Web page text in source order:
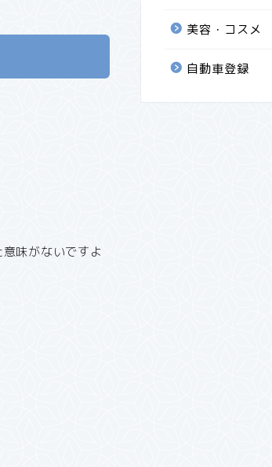
味がないですよ
美容・コスメ
自動車登録